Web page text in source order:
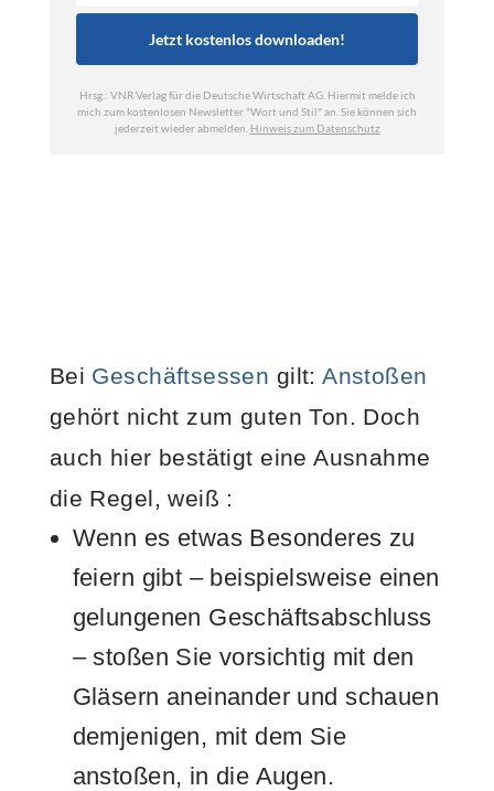
Bei Geschäftsessen gilt:Anstoßen
gehört nicht zum guten Ton. Doch
auch hier bestätigt eine Ausnahme
die Regel, weiß :
Wenn es etwas Besonderes zu
feiern gibt – beispielsweise einen
gelungenen Geschäftsabschluss
– stoßen Sie vorsichtig mit den
Gläsern aneinander und schauen
demjenigen, mit dem Sie
anstoßen, in die Augen.